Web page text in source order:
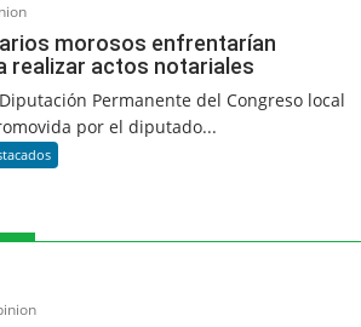
morosos enfrentarían
realizar actos notariales
Permanente del Congreso local
por el diputado...